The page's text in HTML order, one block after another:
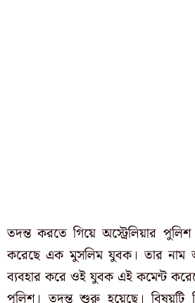
তদন্ত করতে গিয়ে অস্ট্রেলিয়ার
করেছে এক মুসলিম যুবক। তার নাম
ব্যবহার করে ওই যুবক এই কমেন্ট